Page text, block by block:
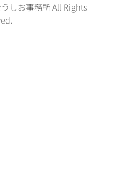
しお事務所 All Rights